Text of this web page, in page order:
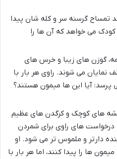
تمساح گرسنه سر و کله شان پیدا
کودک می خواهد که آن ها را
گوزن های زیبا و خرس های
نمایان می شوند. راوی هر بار با
پرسد: آیا این ها میمون هستند؟
های کوچک و کرگدن های عظیم
درخواست های راوی برای شمردن
دارتر و ملموس تر می شود. او
ها را پیدا کنند، اما هر بار با